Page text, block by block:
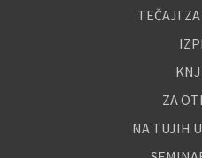
TEČAJI
ZA
NA TUJIH